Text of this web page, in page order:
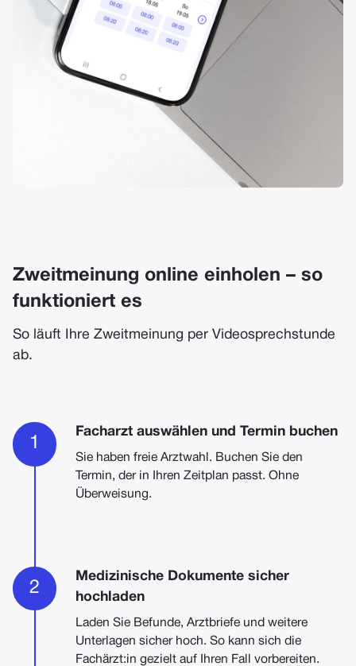
Zweitmeinung online einholen – so
funktioniert es
So läuft Ihre Zweitmeinung per Videosprechstunde
ab.
1
Facharzt auswählen und Termin buchen
Sie haben freie Arztwahl. Buchen Sie den
Termin, der in Ihren Zeitplan passt. Ohne
Überweisung.
2
Medizinische Dokumente sicher
hochladen
Laden Sie Befunde, Arztbriefe und weitere
Unterlagen sicher hoch. So kann sich die
Fachärzt:in gezielt auf Ihren Fall vorbereiten.